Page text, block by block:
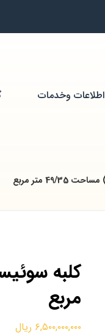
اطلاعات وخدمات
مربع
۶,۵۰۰,۰۰۰,۰۰۰ ریال